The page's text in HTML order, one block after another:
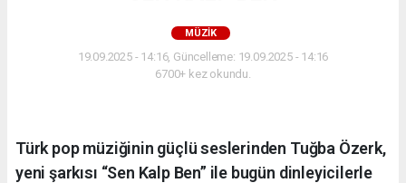
MÜZİK
19.09.2025 - 14:16, Güncelleme: 19.09.2025 - 14:16
6700+ kez okundu.
Türk pop müziğinin güçlü seslerinden Tuğba Özerk,
yeni şarkısı “Sen Kalp Ben” ile bugün dinleyicilerle